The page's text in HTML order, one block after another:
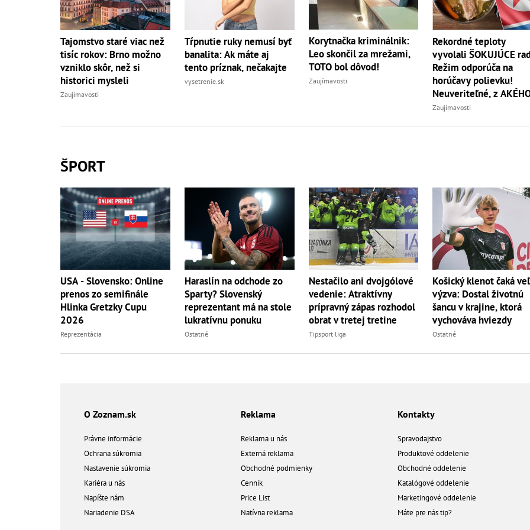
Tajomstvo staré viac než
tisíc rokov: Brno možno
vzniklo skôr, než si
historici mysleli
Zaujímavosti
Tŕpnutie ruky nemusí byť
banalita: Ak máte aj
tento príznak, nečakajte
vysetrenie.sk
Korytnačka kriminálnik:
Leo skončil za mrežami,
TOTO bol dôvod!
Zaujímavosti
Rekordné teploty
vyvolali ŠOKUJÚCE
Režim odporúča na
horúčavy polievku!
Neuveriteľné, z
zvierata
Zaujímavosti
ŠPORT
USA - Slovensko: Online
prenos zo semifinále
Hlinka Gretzky Cupu
2026
Reprezentácia
Haraslín na odchode zo
Sparty? Slovenský
reprezentant má na stole
lukratívnu ponuku
Ostatné
Nestačilo ani dvojgólové
vedenie: Atraktívny
prípravný zápas rozhodol
obrat v tretej tretine
Tipsport liga
Košický klenot čaká
výzva: Dostal životnú
šancu v krajine, ktorá
vychováva hviezdy
Ostatné
O Zoznam.sk
Právne informácie
Ochrana súkromia
Nastavenie súkromia
Kariéra u nás
Napíšte nám
Nariadenie DSA
Reklama
Reklama u nás
Externá reklama
Obchodné podmienky
Cenník
Price List
Natívna reklama
Kontakty
Spravodajstvo
Produktové oddelenie
Obchodné oddelenie
Katalógové oddelenie
Marketingové oddelenie
Máte pre nás tip?